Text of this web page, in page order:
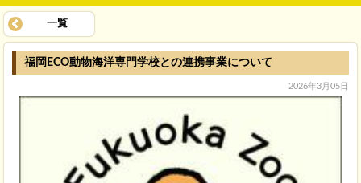
一覧
福岡ECO動物海洋専門学校との連携事業について
2026年3月05日